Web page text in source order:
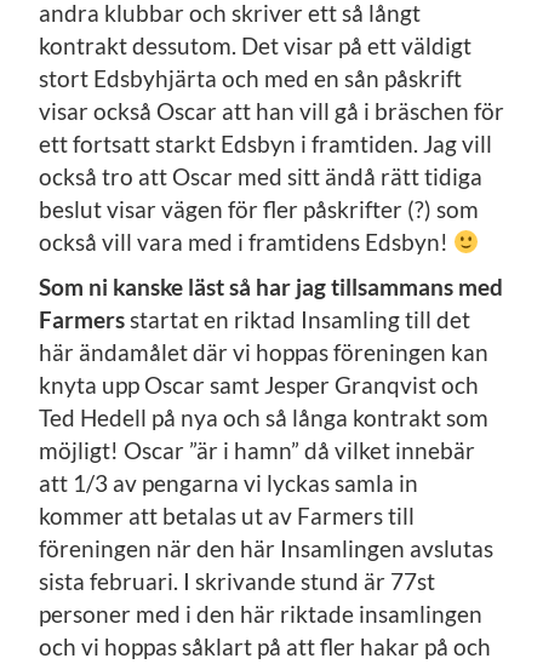
andra klubbar och skriver ett så långt
kontrakt dessutom. Det visar på ett väldigt
stort Edsbyhjärta och med en sån påskrift
visar också Oscar att han vill gå i bräschen för
ett fortsatt starkt Edsbyn i framtiden. Jag vill
också tro att Oscar med sitt ändå rätt tidiga
beslut visar vägen för fler påskrifter (?) som
också vill vara med i framtidens Edsbyn!
Som ni kanske läst så har jag tillsammans med
Farmersstartat en riktad Insamling till det
här ändamålet där vi hoppas föreningen kan
knyta upp Oscar samt Jesper Granqvist och
Ted Hedell på nya och så långa kontrakt som
möjligt! Oscar ”är i hamn” då vilket innebär
att 1/3 av pengarna vi lyckas samla in
kommer att betalas ut av Farmers till
föreningen när den här Insamlingen avslutas
sista februari. I skrivande stund är 77st
personer med i den här riktade insamlingen
och vi hoppas såklart på att fler hakar på och